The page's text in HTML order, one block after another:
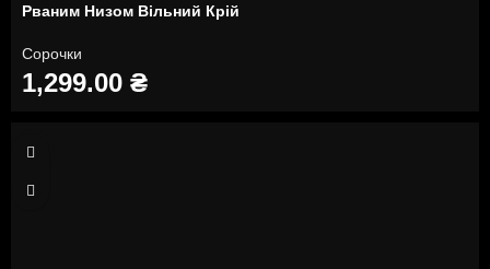
Рваним Низом Вільний Крій
Сорочки
1,299.00 ₴
S